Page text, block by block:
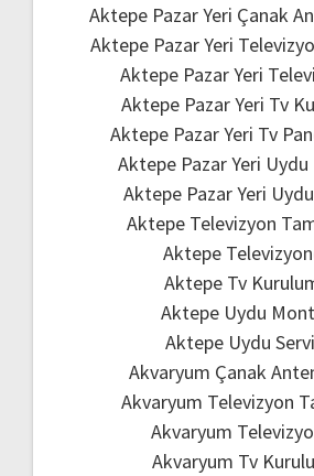
Aktepe Pazar Yeri Çanak
Aktepe Pazar Yeri
Aktepe Pazar Yeri
Aktepe Pazar Yeri Tv
Aktepe Pazar Yeri Tv
Aktepe Pazar Yeri Uydu
Aktepe Pazar Yeri
Aktepe Televizyon
Aktepe
Aktepe Tv
Aktepe Uydu
Aktepe Uydu
Akvaryum Çanak
Akvaryum Televizyon
Akvaryum
Akvaryum Tv